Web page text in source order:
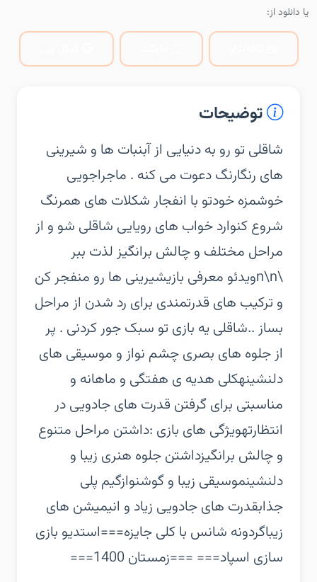
یا دانلود از:
توضیحات
‏‏شاقلی تو رو به دنیایی از آبنبات ها و شیرینی
های رنگارنگ دعوت می کنه . ماجراجویی
خوشمزه خودتو با انفجار شکلات های همرنگ
شروع کن‏وارد خواب های رویایی شاقلی شو و از
مراحل مختلف و چالش برانگیز لذت ببر
\n\nویدئو معرفی بازی‏شیرینی ها رو منفجر کن
و ترکیب های قدرتمندی برای رد شدن از مراحل
بساز ..‏شاقلی یه بازی تو سبک جور کردنی . پر
از جلوه های بصری چشم نواز و موسیقی های
دلنشینه‏کلی هدیه ی هفتگی و ماهانه و
مناسبتی برای گرفتن قدرت های جادویی در
انتظارته‏ویژگی های بازی :‏داشتن مراحل متنوع
و چالش برانگیز‏داشتن جلوه هنری زیبا و
دلنشین‏موسیقی زیبا و گوشنواز‏گیم پلی
جذاب‏قدرت های جادویی زیاد و انیمیشن های
زیبا‏گردونه شانس با کلی جایزه‏===استدیو بازی
سازی اسپاد===‏ ===زمستان 1400===